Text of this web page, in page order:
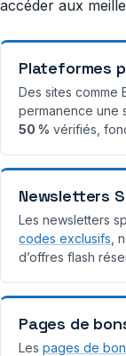
accéder aux
Plateformes
Des sites comme
permanence une
50 % vérifiés,
Newsletters
Les newsletters
codes exclusifs ,
d’offres flash
Pages de
Les pages de